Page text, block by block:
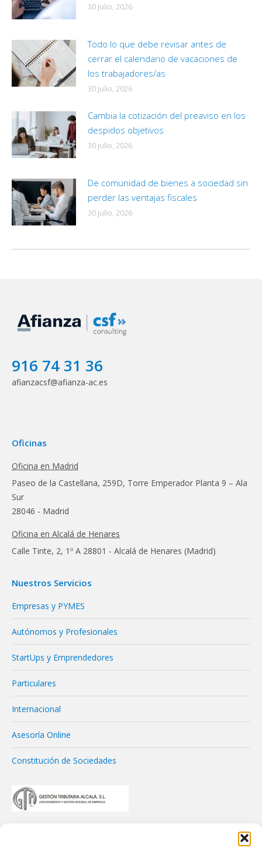
30 julio, 2026
Todo lo que debe revisar antes de
cerrar el calendario de vacaciones de
los trabajadores/as
30 julio, 2026
Cambia la cotización del preaviso en los
despidos objetivos
30 julio, 2026
De comunidad de bienes a sociedad sin
perder las ventajas fiscales
30 julio, 2026
916 74 31 36
afianzacsf@afianza-ac.es
Oficinas
Oficina en Madrid
Paseo de la Castellana, 259D, Torre Emperador Planta 9 – Ala
Sur
28046 - Madrid
Oficina en Alcalá de Henares
Calle Tinte, 2, 1º A 28801 - Alcalá de Henares (Madrid)
Nuestros Servicios
Empresas y PYMES
Autónomos y Profesionales
StartUps y Emprendedores
Particulares
Internacional
Asesoría Online
Constitución de Sociedades